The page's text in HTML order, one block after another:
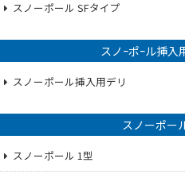
スノーポール SFタイプ
スノｰポｰル挿入
スノーポール挿入用デリ
スノーポ
スノーポール 1型